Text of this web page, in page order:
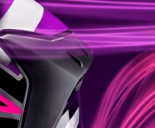
/ CLEAR
SUNVISOR